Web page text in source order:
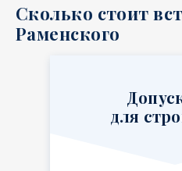
Сколько стоит
Раменского
для